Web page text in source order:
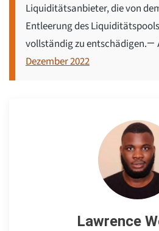
Liquiditätsanbieter, die von
Entleerung des
vollständig zu entschädigen.—
Dezember 2022
Lawrence